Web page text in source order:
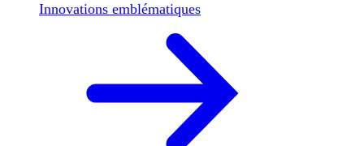
Innovations emblématiques